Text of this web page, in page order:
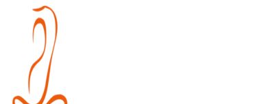
contenuto
Invio)